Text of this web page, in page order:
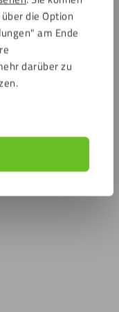
die Option
am Ende
darüber zu